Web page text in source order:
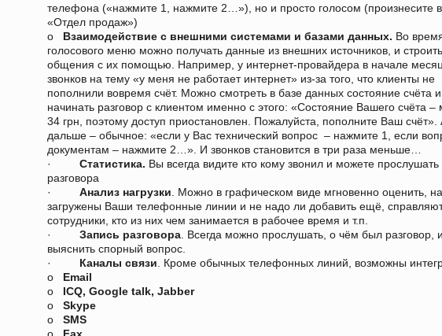
телефона («нажмите 1, нажмите 2…»), но и просто голосом (произнесите в
«Отдел продаж»)
o Взаимодействие с внешними системами и базами данных. Во
голосового меню можно получать данные из внешних источников, и
общения с их помощью. Например, у интернет-провайдера в начале
звонков на тему «у меня не работает интернет» из-за того, что клиенты не
пополнили вовремя счёт. Можно смотреть в базе данных состояние счёта и
начинать разговор с клиентом именно с этого: «Состояние Вашего счёта –
34 грн, поэтому доступ приостановлен. Пожалуйста, пополните Ваш счёт».
дальше – обычное: «если у Вас технический вопрос – нажмите 1, если
документам – нажмите 2…». И звонков становится в три раза меньше…
·Статистика. Вы всегда видите кто кому звонил и можете прослушать
разговора
·Анализ нагрузки . Можно в графическом виде мгновенно оценить,
загружены Ваши телефонные линии и не надо ли добавить ещё,
сотрудники, кто из них чем занимается в рабочее время и т.п.
·Запись разговора . Всегда можно прослушать, о чём был разговор, и
выяснить спорный вопрос.
· Каналы связи . Кроме обычных телефонных линий, возможны
o Email
o ICQ,Google talk, Jabber
oSkype
oSMS